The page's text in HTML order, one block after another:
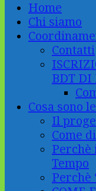
Home
Chi siamo
Contatti
BDT DI
Cosa sono
Il
Come
Perchè
Tempo
Perchè